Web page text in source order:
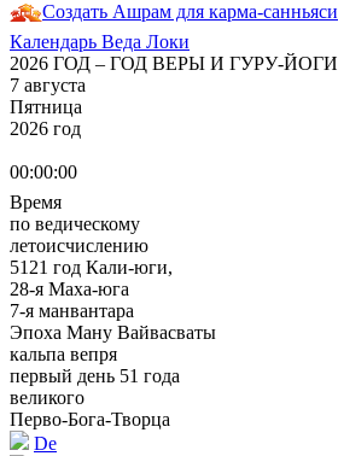
Создать Ашрам для карма-санньяси
Календарь Веда Локи
2026 ГОД – ГОД ВЕРЫ И ГУРУ-ЙОГИ
7 августа
Пятница
2026 год
00:00:00
Время
по ведическому
летоисчислению
5121 год Кали-юги,
28-я Маха-юга
7-я манвантара
Эпоха Ману Вайвасваты
кальпа вепря
первый день 51 года
великого
Перво-Бога-Творца
De